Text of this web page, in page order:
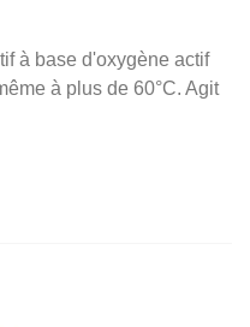
à base d'oxygène actif
à plus de 60°C. Agit